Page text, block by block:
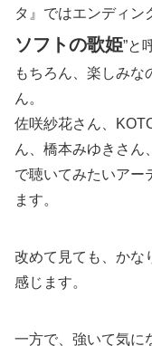
タ』ではエンディン
ソフトの歌姫”と
もちろん、楽しみな
ん。
佐咲紗花さん、
ん、橋本みゆきさん
で聴いてみたいアー
ます。
改めて見ても、かな
感じます。
一方で、強いて気に